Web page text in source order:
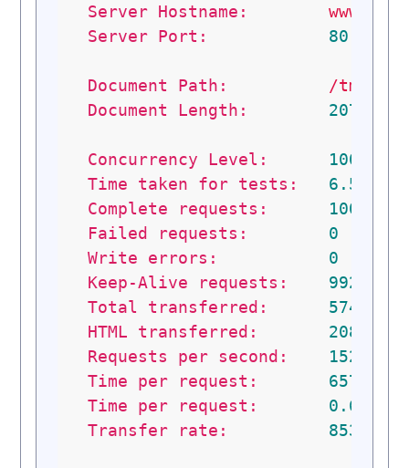
Server Hostname:
Server Port:
80
Document Path:
/tmp/
Document Length:
207
Concurrency Level:
1000
Time taken for tests:
6.571282
Complete requests:
10000
Failed requests:
0
Write errors:
0
Keep-Alive requests:
9923
Total transferred:
5744865
HTML transferred:
2083869
Requests per second:
1521.77
Time per request:
657.128
Time per request:
0.657
Transfer rate:
853.71